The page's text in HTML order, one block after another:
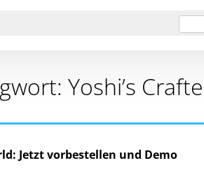
Yoshi’s
Jetzt vorbestellen und Demo